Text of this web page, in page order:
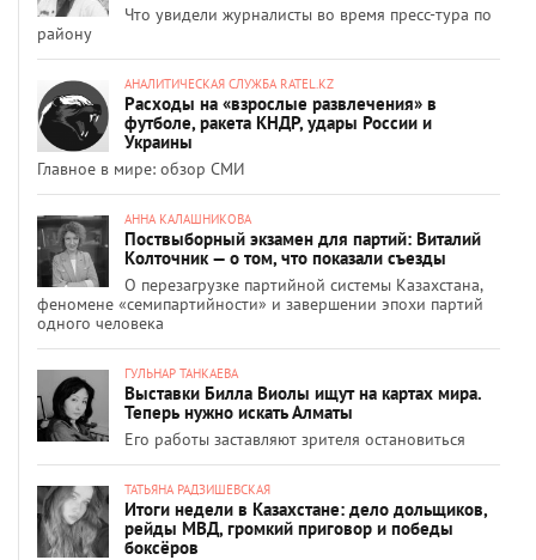
Что увидели журналисты во время пресс-тура по
району
АНАЛИТИЧЕСКАЯ СЛУЖБА RATEL.KZ
Расходы на «взрослые развлечения» в
футболе, ракета КНДР, удары России и
Украины
Главное в мире: обзор СМИ
АННА КАЛАШНИКОВА
Поствыборный экзамен для партий: Виталий
Колточник — о том, что показали съезды
О перезагрузке партийной системы Казахстана,
феномене «семипартийности» и завершении эпохи партий
одного человека
ГУЛЬНАР ТАНКАЕВА
Выставки Билла Виолы ищут на картах мира.
Теперь нужно искать Алматы
Его работы заставляют зрителя остановиться
ТАТЬЯНА РАДЗИШЕВСКАЯ
Итоги недели в Казахстане: дело дольщиков,
рейды МВД, громкий приговор и победы
боксёров